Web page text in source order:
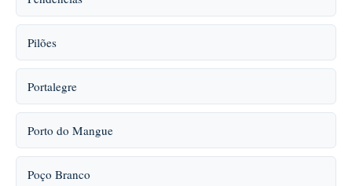
Pilões
Portalegre
Porto do Mangue
Poço Branco